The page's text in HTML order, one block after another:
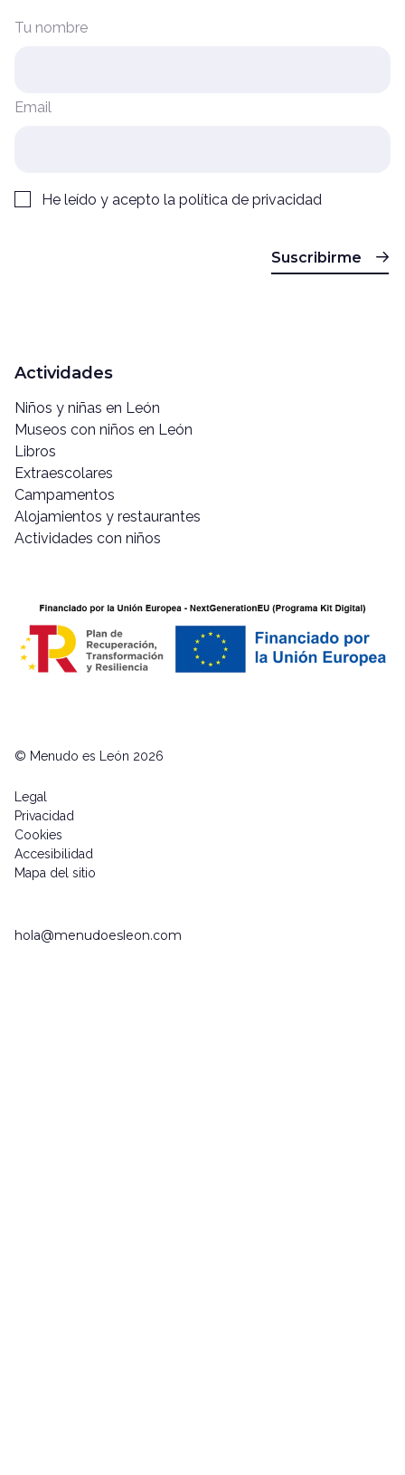
Tu nombre
Email
He leído y acepto la política de privacidad
Suscribirme
Actividades
Niños y niñas en León
Museos con niños en León
Libros
Extraescolares
Campamentos
Alojamientos y restaurantes
Actividades con niños
© Menudo es León 2026
Legal
Privacidad
Cookies
Accesibilidad
Mapa del sitio
hola@menudoesleon.com